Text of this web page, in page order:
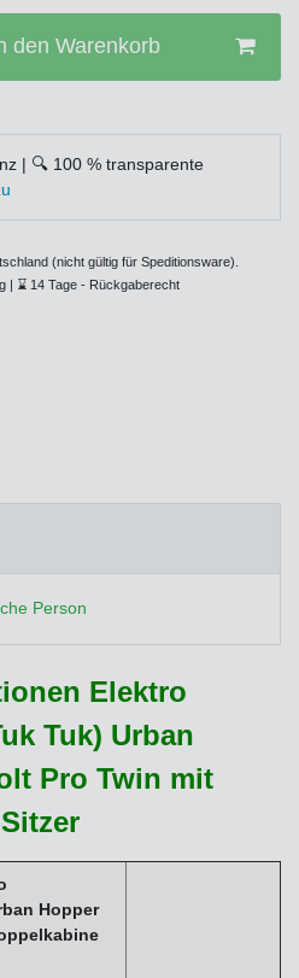
den Warenkorb
| 🔍 100 % transparente
(nicht gültig für Speditionsware).
| ⌛ 14 Tage - Rückgaberecht
Person
Elektro
Tuk) Urban
Pro Twin mit
Hopper